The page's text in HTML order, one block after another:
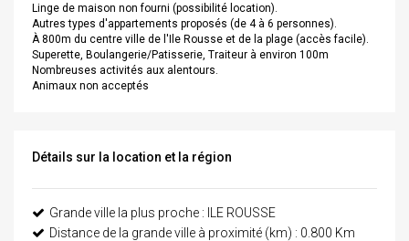
Linge de maison non fourni (possibilité location).
Autres types d'appartements proposés (de 4 à 6 personnes).
À 800m du centre ville de l'Ile Rousse et de la plage (accès facile).
Superette, Boulangerie/Patisserie, Traiteur à environ 100m
Nombreuses activités aux alentours.
Animaux non acceptés
Détails sur la location et la région
Grande ville la plus proche : ILE ROUSSE
Distance de la grande ville à proximité (km) : 0.800 Km